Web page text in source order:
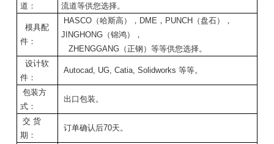
道：
流道等供您选择。
模具配
件：
HASCO（哈斯高），DME，PUNCH（盘石），
JINGHONG（锦鸿），
ZHENGGANG（正钢）等等供您选择。
设计软
件：
Autocad, UG, Catia, Solidworks 等等。
包装方
式：
出口包装。
交 货
期：
订单确认后70天。